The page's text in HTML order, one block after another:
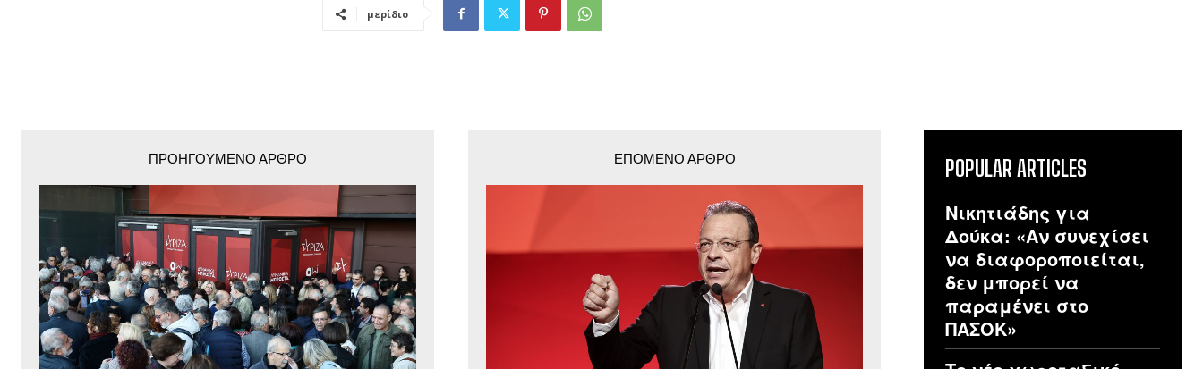
μερίδιο
ΠΡΟΗΓΟΎΜΕΝΟ ΆΡΘΡΟ ΕΠΌΜΕΝΟ ΆΡΘΡΟ
POPULAR ARTICLES
Νικητιάδης για
Δούκα: «Αν συνεχίσει
να διαφοροποιείται,
δεν μπορεί να
παραμένει στο
ΠΑΣΟΚ»